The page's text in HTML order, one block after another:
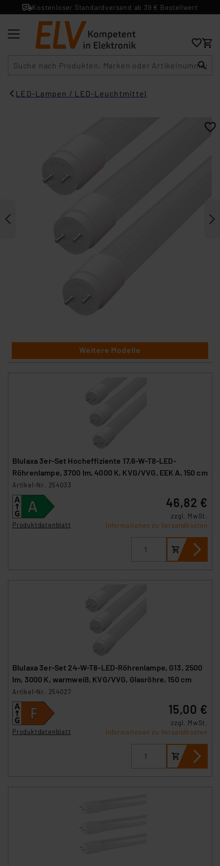
Kostenloser Standardversand ab 39 € Bestellwert
LED-Lampen / LED-Leuchtmittel
Weitere Modelle
Blulaxa 3er-Set Hocheffiziente 17,6-W-T8-LED-
Röhrenlampe, 3700 lm, 4000 K, KVG/VVG, EEK A, 150 cm
Artikel-Nr. 254033
Produktdatenblatt
46,82 €
zzgl. MwSt.
Informationen zu Versandkosten
Blulaxa 3er-Set 24-W-T8-LED-Röhrenlampe, G13, 2500
lm, 3000 K, warmweiß, KVG/VVG, Glasröhre, 150 cm
Artikel-Nr. 254027
Produktdatenblatt
15,00 €
zzgl. MwSt.
Informationen zu Versandkosten